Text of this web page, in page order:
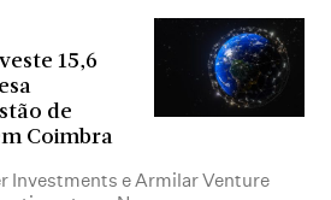
15,6
de
Coimbra
Investments e Armilar Venture